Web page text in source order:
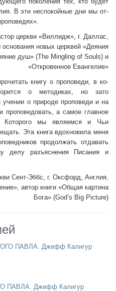
В эти неспокойные дни мы от­
церкви «Виллидж», г. Дал­лас,
основания новых церквей «Деяния
душ» (The Mingling of Souls) и
«Откровенное Евангелие»
книгу о проповеди, в ко­
о методиках, но зато
о природе проповеди и на
проповедовать, а самое главное
мы являемся и Чьи
Эта книга вдохновила меня
продолжать отдавать
делу разъяснения Писания и
Сент-Эббс, г. Оксфорд, Англия,
автор книги «Общая картина
Бога» (God’s Big Picture)
ПАВЛА. Джефф Калигур